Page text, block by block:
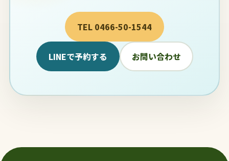
TEL 0466-50-1544
LINEで予約する お問い合わせ